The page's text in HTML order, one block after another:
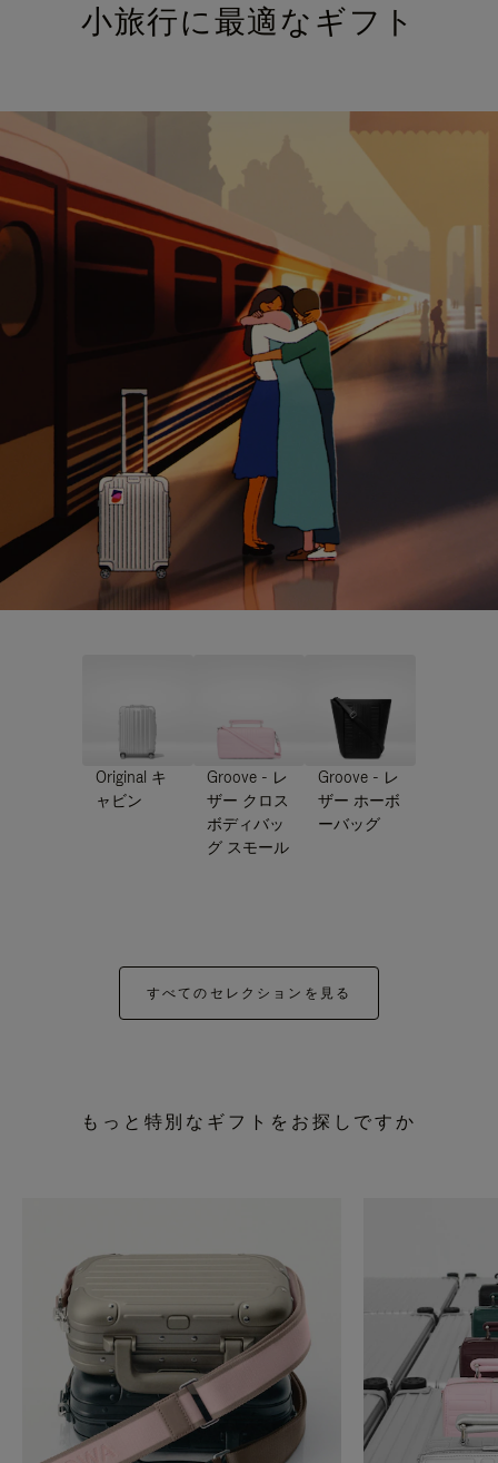
小旅行に最適なギフト
Original キ
ャビン
Groove - レ
ザー クロス
ボディバッ
グ スモール
Groove - レ
ザー ホーボ
ーバッグ
すべてのセレクションを見る
もっと特別なギフトをお探しですか